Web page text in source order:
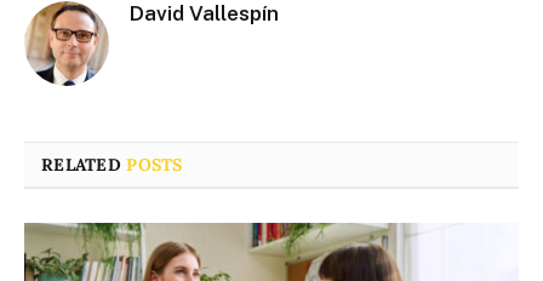
David Vallespín
RELATEDPOSTS